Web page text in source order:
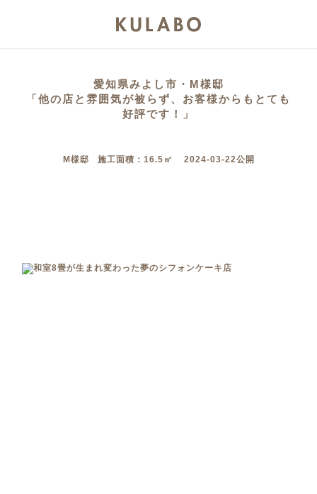
愛知県みよし市・M様邸
「他の店と雰囲気が被らず、お客様からもとても
好評です！」
M様邸 施工面積：16.5㎡ 2024-03-22公開